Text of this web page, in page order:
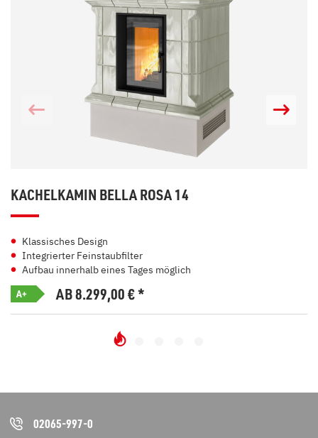
KACHELKAMIN BELLA ROSA 14
Klassisches Design
Integrierter Feinstaubfilter
Aufbau innerhalb eines Tages möglich
A+ AB 8.299,00€*
02065-997-0